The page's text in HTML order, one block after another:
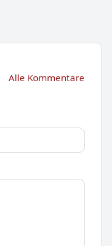
Alle Kommentare